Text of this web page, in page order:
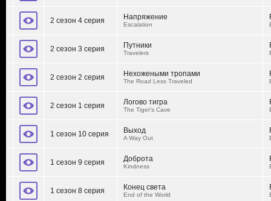
2 сезон 4 серия Напряжение
Escalation
2 сезон 3 серия Путники
Travelers
2 сезон 2 серия Нехожеными тропами
The Road Less Traveled
2 сезон 1 серия Логово тигра
The Tiger's Cave
1 сезон 10 серия Выход
A Way Out
1 сезон 9 серия Доброта
Kindness
1 сезон 8 серия Конец света
End of the World